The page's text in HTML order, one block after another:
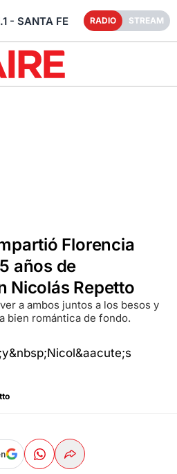
- SANTA FE RADIO STREAM
Florencia
años de
Nicolás Repetto
a ambos juntos a los besos y
bien romántica de fondo.